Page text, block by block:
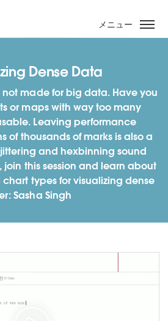
メニュー
Dense Data
not made for big data. Have you
or maps with way too many
Leaving performance
of thousands of marks is also a
and hexbinning sound
join this session and learn about
types for visualizing dense
Sasha Singh